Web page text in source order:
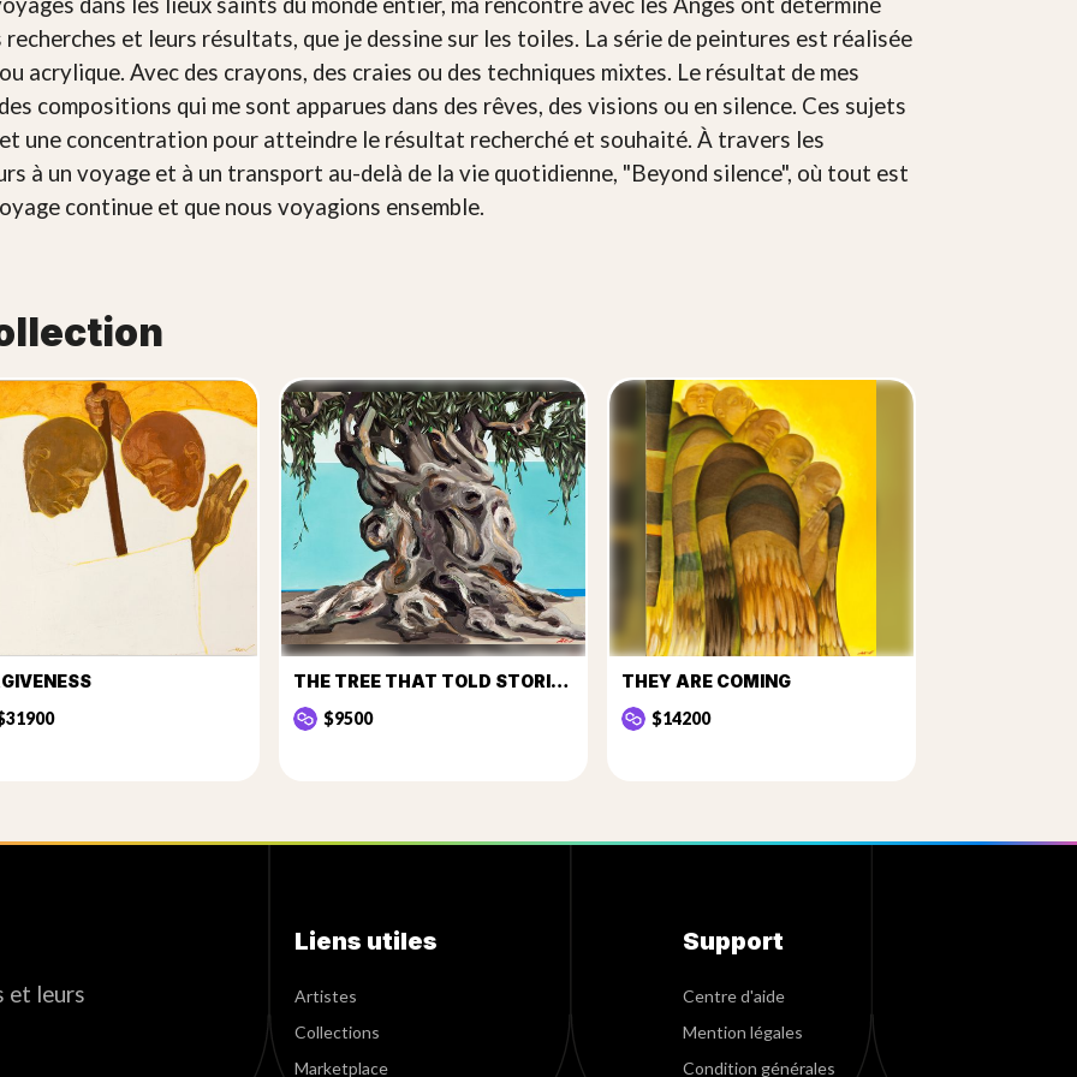
recherches et leurs résultats, que je dessine sur les toiles. La série de peintures est réalisée
acrylique. Avec des crayons, des craies ou des techniques mixtes. Le résultat de mes
compositions qui me sont apparues dans des rêves, des visions ou en silence. Ces sujets
une concentration pour atteindre le résultat recherché et souhaité. À travers les
à un voyage et à un transport au-delà de la vie quotidienne, "Beyond silence", où tout est
continue et que nous voyagions ensemble.
THE TREE THAT TOLD STORIES
$9500
THEY ARE COMING
$14200
et leurs
Liens utiles
Artistes
Collections
Marketplace
Support
Centre d'aide
Mention légales
Condition générales